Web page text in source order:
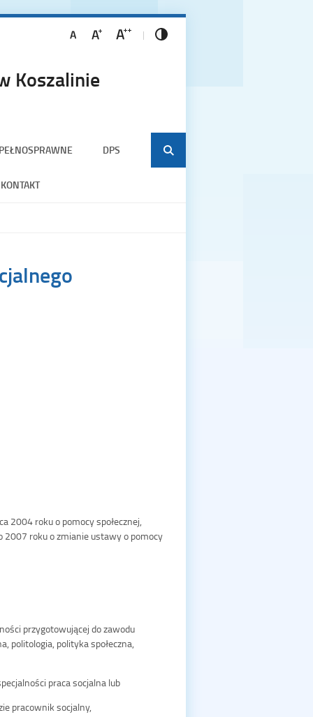
Koszalinie
DPS
KONTAKT
2004 roku o pomocy społecznej,
roku o zmianie ustawy o pomocy
przygotowującej do zawodu
politologia, polityka społeczna,
praca socjalna lub
pracownik socjalny,